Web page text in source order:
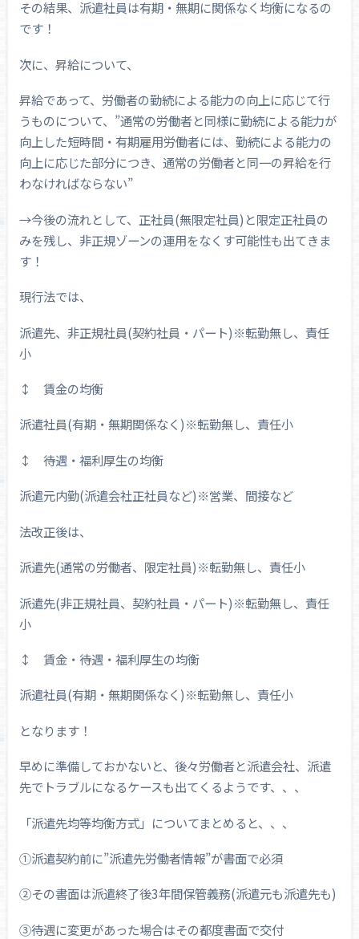
その結果、派遣社員は有期・無期に関係なく均衡になるの
です！
次に、昇給について、
昇給であって、労働者の勤続による能力の向上に応じて行
うものについて、”通常の労働者と同様に勤続による能力が
向上した短時間・有期雇用労働者には、勤続による能力の
向上に応じた部分につき、通常の労働者と同一の昇給を行
わなければならない”
→今後の流れとして、正社員(無限定社員)と限定正社員の
みを残し、非正規ゾーンの運用をなくす可能性も出てきま
す！
現行法では、
派遣先、非正規社員(契約社員・パート)※転勤無し、責任
小
↕ 賃金の均衡
派遣社員(有期・無期関係なく)※転勤無し、責任小
↕ 待遇・福利厚生の均衡
派遣元内勤(派遣会社正社員など)※営業、間接など
法改正後は、
派遣先(通常の労働者、限定社員)※転勤無し、責任小
派遣先(非正規社員、契約社員・パート)※転勤無し、責任
小
↕ 賃金・待遇・福利厚生の均衡
派遣社員(有期・無期関係なく)※転勤無し、責任小
となります！
早めに準備しておかないと、後々労働者と派遣会社、派遣
先でトラブルになるケースも出てくるようです、、、
「派遣先均等均衡方式」についてまとめると、、、
①派遣契約前に”派遣先労働者情報”が書面で必須
②その書面は派遣終了後3年間保管義務(派遣元も派遣先も)
③待遇に変更があった場合はその都度書面で交付